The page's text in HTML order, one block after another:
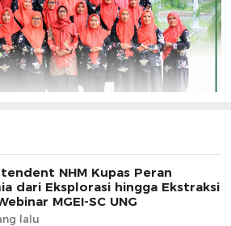
NHM Kupas Peran
dari Eksplorasi hingga Ekstraksi
MGEI-SC UNG
lalu